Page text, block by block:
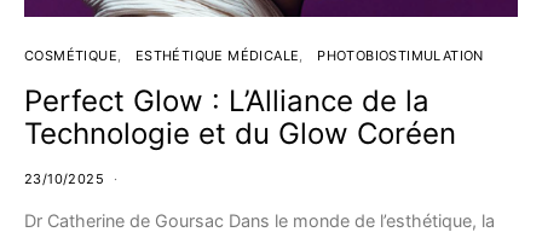
COSMÉTIQUE ESTHÉTIQUE MÉDICALE PHOTOBIOSTIMULATION
Perfect Glow : L’Alliance de la
Technologie et du Glow Coréen
23/10/2025
Dr Catherine de Goursac Dans le monde de l’esthétique, la